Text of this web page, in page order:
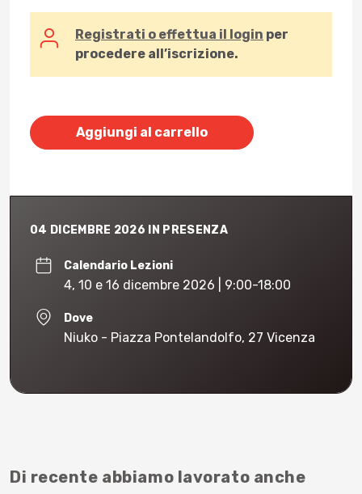
Registrati o effettua il login per
procedere all’iscrizione.
Aggiungi al carrello
04 DICEMBRE 2026 IN PRESENZA
Calendario Lezioni
4, 10 e 16 dicembre 2026 | 9:00-18:00
Dove
Niuko - Piazza Pontelandolfo, 27 Vicenza
Di recente abbiamo lavorato anche